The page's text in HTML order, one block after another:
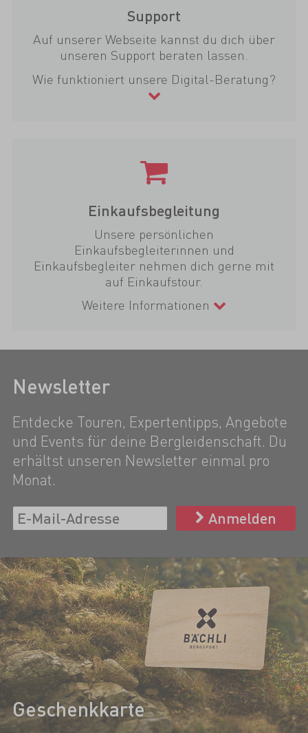
Support
Auf unserer Webseite kannst du dich über
unseren Support beraten lassen.
Wie funktioniert unsere Digital-Beratung?
Einkaufsbegleitung
Unsere persönlichen
Einkaufsbegleiterinnen und
Einkaufsbegleiter nehmen dich gerne mit
auf Einkaufstour.
Weitere Informationen
Newsletter
Entdecke Touren, Expertentipps, Angebote
und Events für deine Bergleidenschaft. Du
erhältst unseren Newsletter einmal pro
Monat.
Anmelden
Geschenkkarte